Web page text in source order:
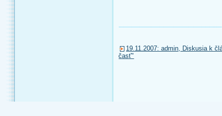
19.11.2007: admin, Diskusia k
časť"